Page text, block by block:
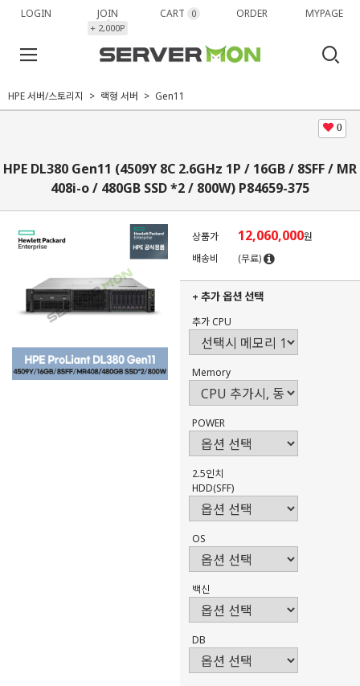
LOGIN JOIN
+ 2,000P
CART 0 ORDER MYPAGE
HPE 서버/스토리지 랙형 서버 Gen11
0
HPE DL380 Gen11 (4509Y 8C 2.6GHz 1P / 16GB / 8SFF / MR
408i-o / 480GB SSD *2 / 800W) P84659-375
상품가 12,060,000원
배송비
(무료)
+ 추가 옵션 선택
추가 CPU
Memory
POWER
2.5인치
HDD(SFF)
OS
백신
DB